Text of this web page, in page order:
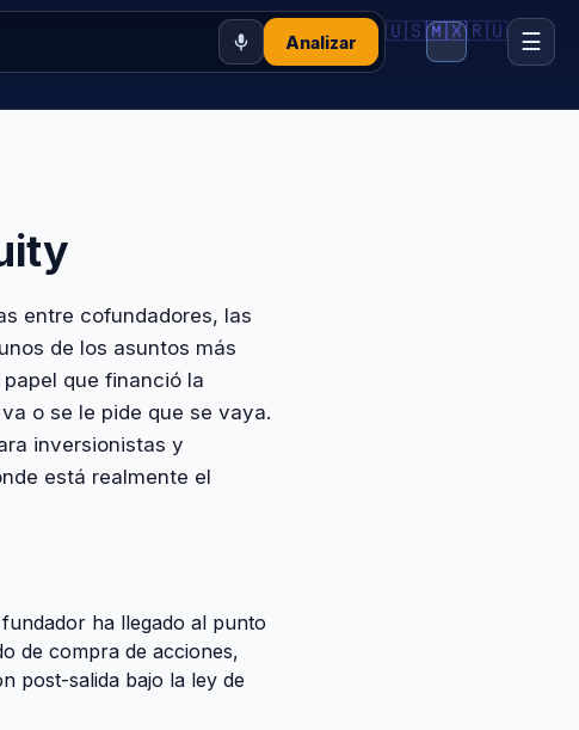
Analizar 🇺🇸🇲🇽🇷🇺 ☰
entre cofundadores, las
de los asuntos más
que financió la
o se le pide que se vaya.
inversionistas y
está realmente el
ha llegado al punto
de compra de acciones,
post-salida bajo la ley de